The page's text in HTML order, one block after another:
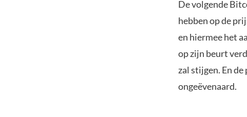
De volgende
hebben op de
en hiermee het
op zijn beurt
zal stijgen. En
ongeëvenaard.